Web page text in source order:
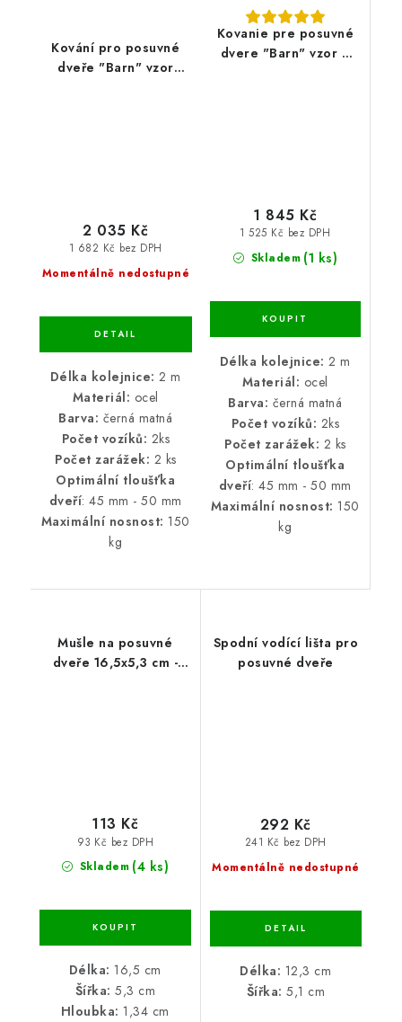
Kování pro posuvné
dveře "Barn" vzor
Momentálně nedostupné
1 682 Kč bez DPH
2 035 Kč
Délka kolejnice: 2 m
Materiál: ocel
Barva: černá matná
Počet vozíků: 2ks
Počet zarážek: 2 ks
Optimální tloušťka
dveří: 45 mm - 50 mm
Maximální nosnost: 150
kg
Kovanie pre posuvné
dvere "Barn" vzor T
Skladem (1 ks)
1 525 Kč bez DPH
1 845 Kč
Délka kolejnice: 2 m
Materiál: ocel
Barva: černá matná
Počet vozíků: 2ks
Počet zarážek: 2 ks
Optimální tloušťka
dveří: 45 mm - 50 mm
Maximální nosnost: 150
kg
Mušle na posuvné
dveře 16,5x5,3 cm -
Skladem (4 ks)
93 Kč bez DPH
113 Kč
Délka: 16,5 cm
Šířka: 5,3 cm
Hloubka: 1,34 cm
Spodní vodící lišta pro
posuvné dveře
Momentálně nedostupné
241 Kč bez DPH
292 Kč
Délka: 12,3 cm
Šířka: 5,1 cm